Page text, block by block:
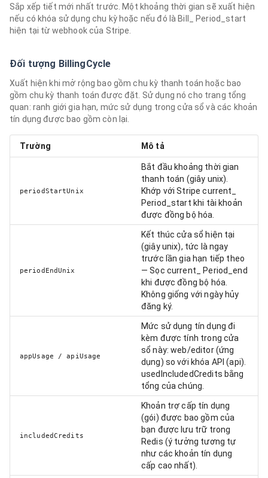
Sắp xếp tiết mới nhất trước. Một khoảng thời gian sẽ xuất hiện
nếu có khóa sử dụng chu kỳ hoặc nếu đó là Bill_ Period_start
hiện tại từ webhook của Stripe.
Đối tượng BillingCycle
Xuất hiện khi mở rộng bao gồm chu kỳ thanh toán hoặc bao
gồm chu kỳ thanh toán được đặt. Sử dụng nó cho trang tổng
quan: ranh giới gia hạn, mức sử dụng trong cửa sổ và các khoản
tín dụng được bao gồm còn lại.
Trường Mô tả
periodStartUnix
Bắt đầu khoảng thời gian
thanh toán (giây unix).
Khớp với Stripe current_
Period_start khi tài khoản
được đồng bộ hóa.
periodEndUnix
Kết thúc cửa sổ hiện tại
(giây unix), tức là ngay
trước lần gia hạn tiếp theo
— Sọc current_ Period_end
khi được đồng bộ hóa.
Không giống với ngày hủy
đăng ký.
appUsage / apiUsage
Mức sử dụng tín dụng đi
kèm được tính trong cửa
sổ này: web/editor (ứng
dụng) so với khóa API (api).
usedIncludedCredits bằng
tổng của chúng.
includedCredits
Khoản trợ cấp tín dụng
(gói) được bao gồm của
bạn được lưu trữ trong
Redis (ý tưởng tương tự
như các khoản tín dụng
cấp cao nhất).